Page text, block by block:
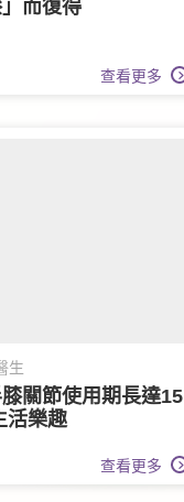
而復得
查看更多
生
關節使用期長達15
活樂趣
查看更多